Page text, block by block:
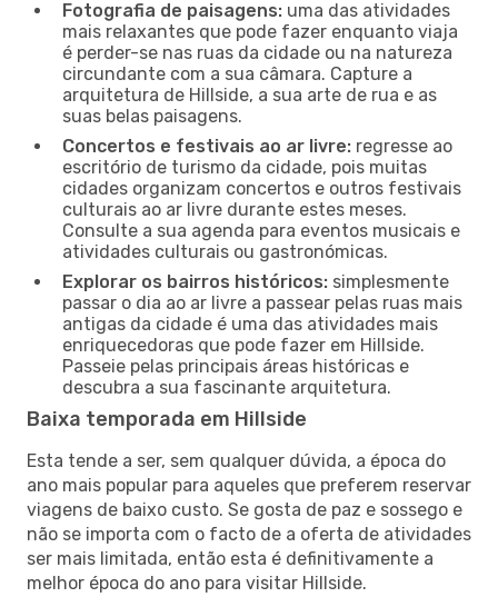
Fotografia de paisagens: uma das atividades
mais relaxantes que pode fazer enquanto viaja
é perder-se nas ruas da cidade ou na natureza
circundante com a sua câmara. Capture a
arquitetura de Hillside, a sua arte de rua e as
suas belas paisagens.
Concertos e festivais ao ar livre: regresse ao
escritório de turismo da cidade, pois muitas
cidades organizam concertos e outros festivais
culturais ao ar livre durante estes meses.
Consulte a sua agenda para eventos musicais e
atividades culturais ou gastronómicas.
Explorar os bairros históricos: simplesmente
passar o dia ao ar livre a passear pelas ruas mais
antigas da cidade é uma das atividades mais
enriquecedoras que pode fazer em Hillside.
Passeie pelas principais áreas históricas e
descubra a sua fascinante arquitetura.
Baixa temporada em Hillside
Esta tende a ser, sem qualquer dúvida, a época do
ano mais popular para aqueles que preferem reservar
viagens de baixo custo. Se gosta de paz e sossego e
não se importa com o facto de a oferta de atividades
ser mais limitada, então esta é definitivamente a
melhor época do ano para visitar Hillside.